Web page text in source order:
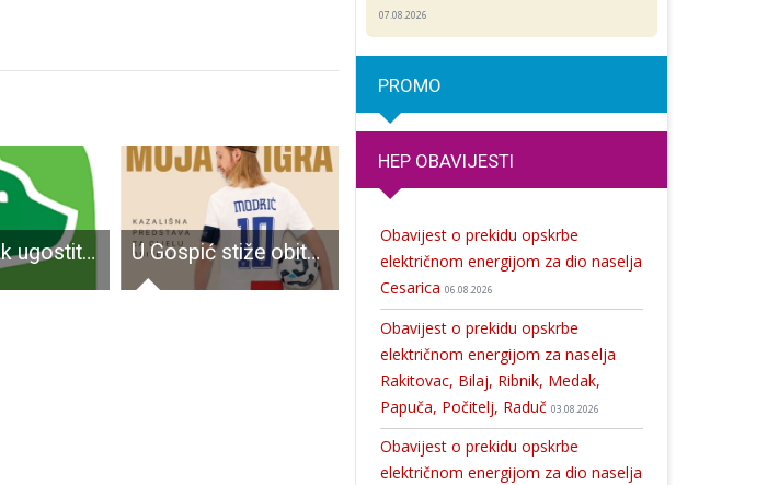
Nedostatak ugostiteljskog osoblja u NP Plitvička Jezera U Gospić stiže obiteljska predstava “Luka Modrić: Moja igra” Jeste li znali da u stručnom stožeru slavnog košarkaškog kluba Maccabi jednu od najvažnijih uloga ima Ličanin???
07.08.2026
PROMO
HEP OBAVIJESTI
Obavijest o prekidu opskrbe
električnom energijom za dio naselja
Cesarica 06.08.2026
Obavijest o prekidu opskrbe
električnom energijom za naselja
Rakitovac, Bilaj, Ribnik, Medak,
Papuča, Počitelj, Raduč 03.08.2026
Obavijest o prekidu opskrbe
električnom energijom za dio naselja